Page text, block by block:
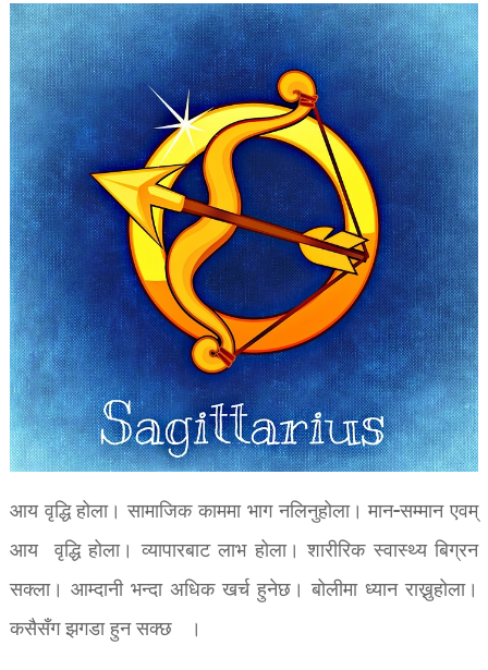
आय वृद्धि होला। सामाजिक काममा भाग नलिनुहोला। मान-सम्मान एवम्
आय वृद्धि होला। व्यापारबाट लाभ होला। शारीरिक स्वास्थ्य बिग्रन
सक्ला। आम्दानी भन्दा अधिक खर्च हुनेछ। बोलीमा ध्यान राख्नुहोला।
कसैसँग झगडा हुन सक्छ ।